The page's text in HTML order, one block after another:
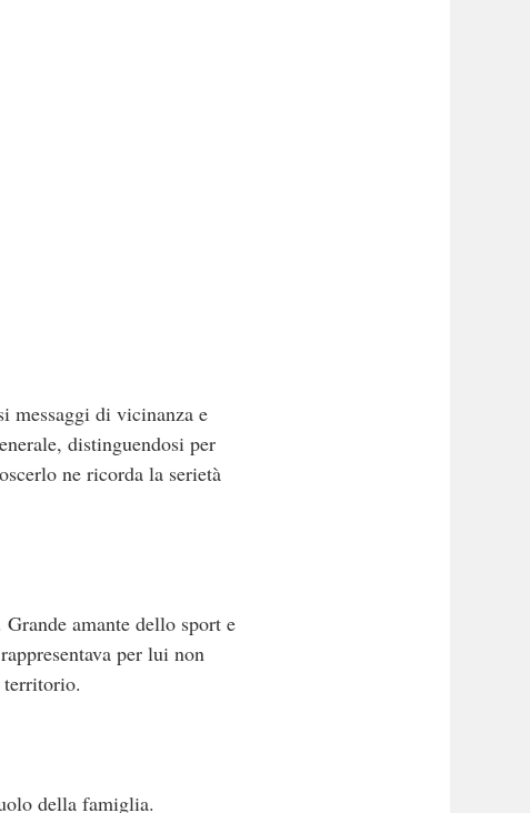
messaggi di vicinanza e
distinguendosi per
ne ricorda la serietà
amante dello sport e
per lui non
territorio.
della famiglia.